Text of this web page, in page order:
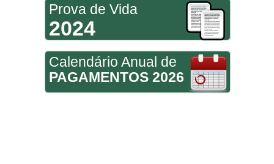
Prova de Vida
2024
Calendário Anual de
PAGAMENTOS 2026